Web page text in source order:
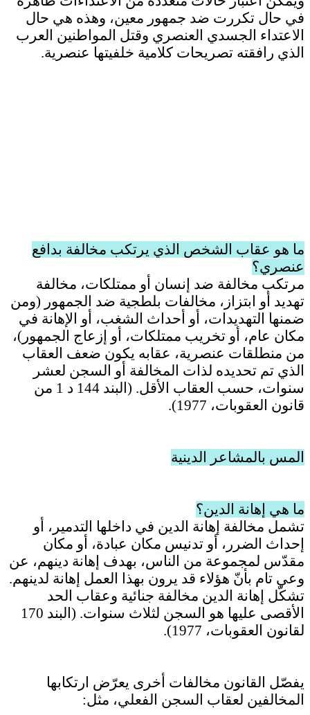
في حال تكررت ضد جمهور معين، وهذه هي حال
الاعتداء الجسدي العنصري وقتل المواطنين العرب
الذي رافقته تصريحات كلامية خلفيتها عنصرية.
ما هو عقاب الشخص الذي يرتكب مخالفة بدافع
عنصري؟
مرتكب مخالفة ضد إنسان أو ممتلكات، مخالفة
تهديد أو ابتزاز، مخالفات بلطجية ضد الجمهور (ومن
ضمنها التهديدات، أو أحداث الشغب، أو الإهانة في
مكان عام، أو تخريب ممتلكات، أو إزعاج الجمهور)،
من منطلقات عنصرية، عقابه يكون ضعف العقاب
الذي تم تحديده لذات المخالفة أو السجن لعشر
سنوات، حسب العقاب الأقل. (البند 144 د 1 من
قانون العقوبات، 1977).
المس بالمشاعر الدينية
ما هي إهانة الدين؟
تشمل مخالفة إهانة الدين في داخلها التدمير، أو
إحداث الضرر، أو تدنيس مكان عبادة، أو مكان
مقدّس لمجموعة من الناس، بهدف إهانة دينهم، عن
وعي تام بأنّ هؤلاء قد يرون بهذا العمل إهانة لدينهم.
تشكّل إهانة الدين مخالفة جنائية وعقاب الحد
الأقصى عليها هو السجن لثلاث سنوات. (البند 170
لقانون العقوبات، 1977).
يفصّل القانون مخالفات أخرى يعرّض ارتكابها
المخالفين لعقاب السجن الفعلي، مثل: